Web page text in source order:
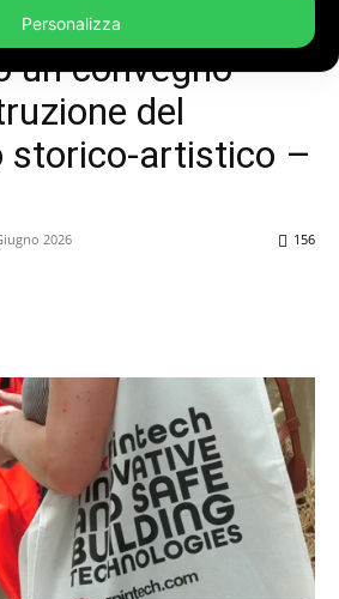
Post sisma 2016
un convegno
del
storico-artistico –
2026 156
Personalizza